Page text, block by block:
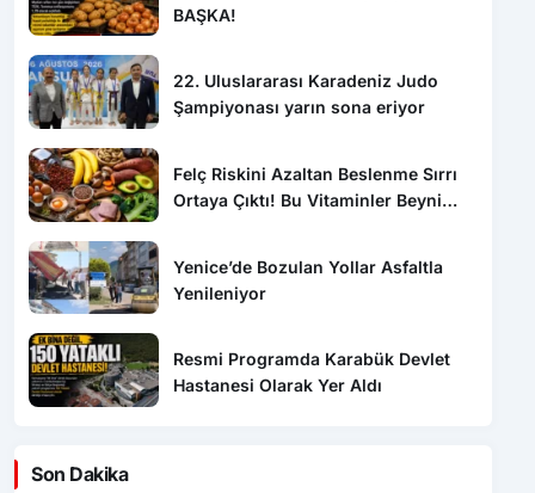
BAŞKA!
22. Uluslararası Karadeniz Judo
Şampiyonası yarın sona eriyor
Felç Riskini Azaltan Beslenme Sırrı
Ortaya Çıktı! Bu Vitaminler Beyni
Yenice’de Bozulan Yollar Asfaltla
Yenileniyor
Resmi Programda Karabük Devlet
Hastanesi Olarak Yer Aldı
Son Dakika